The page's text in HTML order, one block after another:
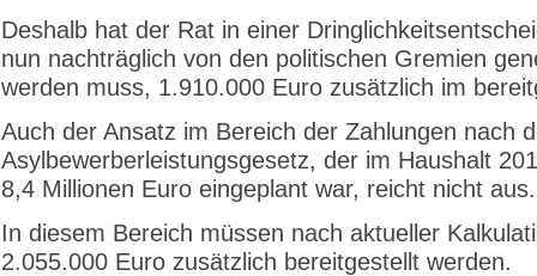
Deshalb hat der Rat in einer
nun nachträglich von den politischen Gremien
werden muss, 1.910.000 Euro zusätzlich im
Auch der Ansatz im Bereich der Zahlungen nach
Asylbewerberleistungsgesetz, der im Haushalt
8,4 Millionen Euro eingeplant war, reicht nicht aus.
In diesem Bereich müssen nach aktueller
2.055.000 Euro zusätzlich bereitgestellt werden.